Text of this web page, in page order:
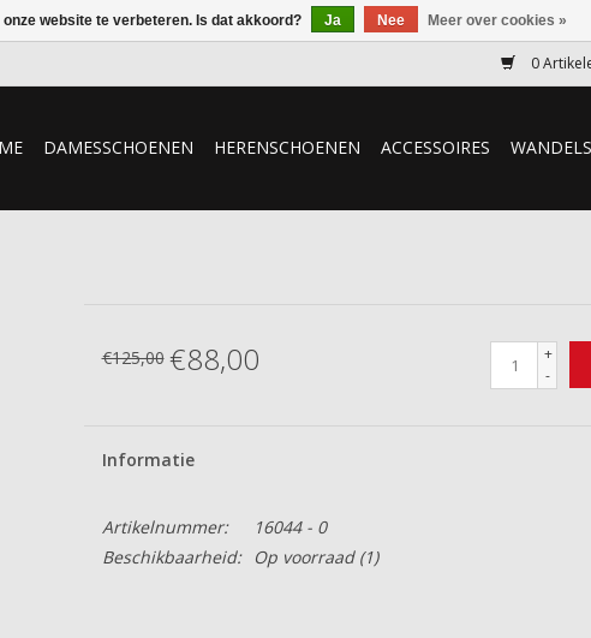
0
DAMESSCHOENEN HERENSCHOENEN ACCESSOIRES
€125,00 €88,00
+
-
Informatie
Artikelnummer:
16044 - 0
Beschikbaarheid:
Op voorraad(1)
website te verbeteren. Is dat akkoord? Ja Nee Meer over cookies »